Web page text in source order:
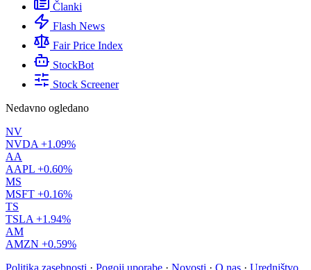
Članki
Flash News
Fair Price Index
StockBot
Stock Screener
Nedavno ogledano
NV
NVDA +1.09%
AA
AAPL +0.60%
MS
MSFT +0.16%
TS
TSLA +1.94%
AM
AMZN +0.59%